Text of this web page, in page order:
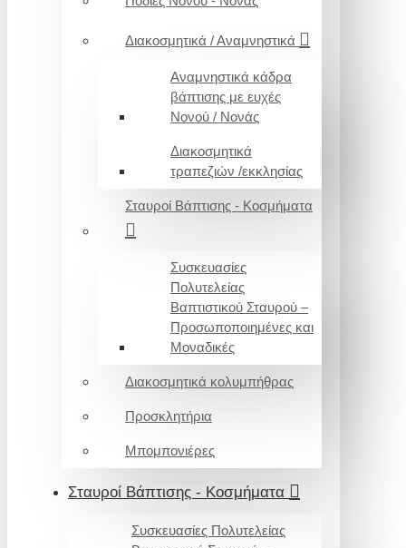
Διακοσμητικά / Αναμνηστικά
Αναμνηστικά κάδρα
βάπτισης με ευχές
Νονού / Νονάς
Διακοσμητικά
τραπεζιών /εκκλησίας
Σταυροί Βάπτισης - Κοσμήματα
Συσκευασίες
Πολυτελείας
Βαπτιστικού Σταυρού –
Προσωποποιημένες και
Μοναδικές
Διακοσμητικά κολυμπήθρας
Προσκλητήρια
Μπομπονιέρες
Σταυροί Βάπτισης - Κοσμήματα
Συσκευασίες Πολυτελείας